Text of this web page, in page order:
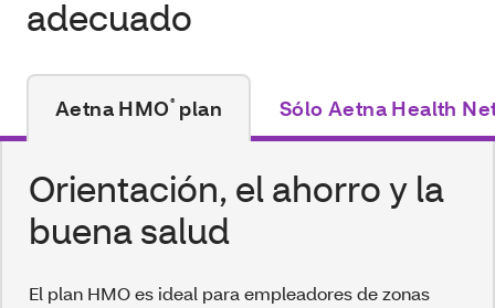
adecuado
Aetna HMO®plan Sólo Aetna Health
Orientación, el ahorro y la
buena salud
El plan HMO es ideal para empleadores de zonas